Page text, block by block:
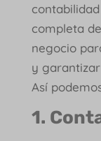
completa
negocio
y
Así
1.